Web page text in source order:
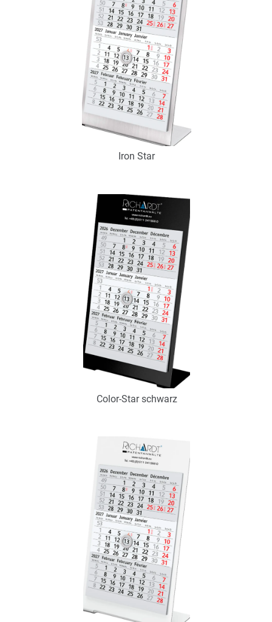
Iron Star
Art.-Nr.: K53110
Verfügbar
Zum Merkzettel hinzufügen
Color-Star schwarz
Verfügbar
Zum Merkzettel hinzufügen